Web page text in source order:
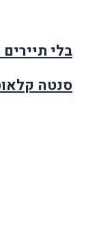
בלי
סנטה